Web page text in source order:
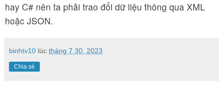
hay C# nên ta phải trao đổi dữ liệu thông qua XML
hoặc JSON.
binhtv10 lúc tháng 7 30, 2023
Chia sẻ